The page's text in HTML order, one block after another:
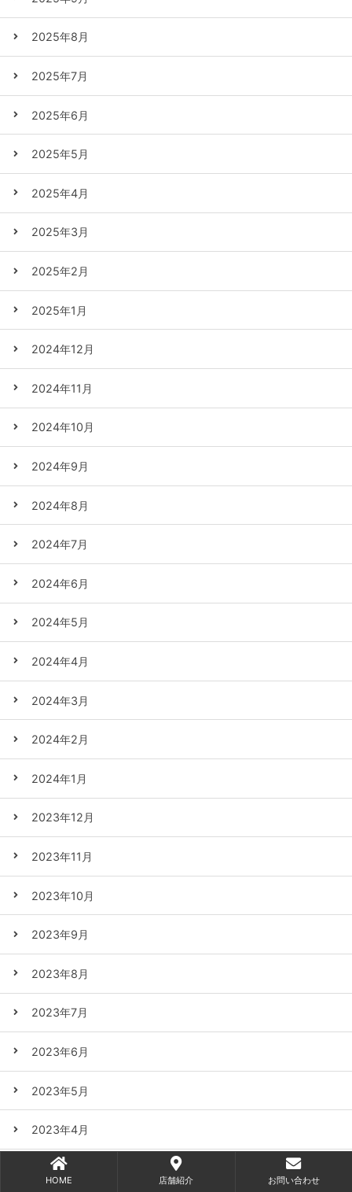
2025年8月
2025年7月
2025年6月
2025年5月
2025年4月
2025年3月
2025年2月
2025年1月
2024年12月
2024年11月
2024年10月
2024年9月
2024年8月
2024年7月
2024年6月
2024年5月
2024年4月
2024年3月
2024年2月
2024年1月
2023年12月
2023年11月
2023年10月
2023年9月
2023年8月
2023年7月
2023年6月
2023年5月
2023年4月
2023年3月
HOME 店舗紹介 お問い合わせ